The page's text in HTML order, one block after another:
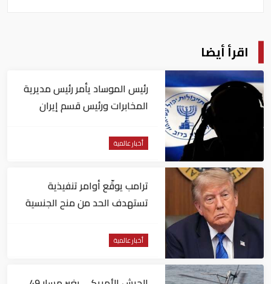
اقرأ أيضا
رئيس الموساد يأمر رئيس مديرية
المخابرات ورئيس قسم إيران
أخبار عالمية
ترامب يوقّع أوامر تنفيذية
تستهدف الحد من منح الجنسية
أخبار عالمية